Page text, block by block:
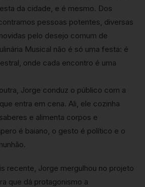
da cidade, e é mesmo. Dos
pessoas potentes, diversas
pelo desejo comum de
Musical não é só uma festa: é
onde cada encontro é uma
Jorge conduz o público com a
entra em cena. Ali, ele cozinha
e alimenta corpos e
é baiano, o gesto é político e o
recente, Jorge mergulhou no projeto
que dá protagonismo a